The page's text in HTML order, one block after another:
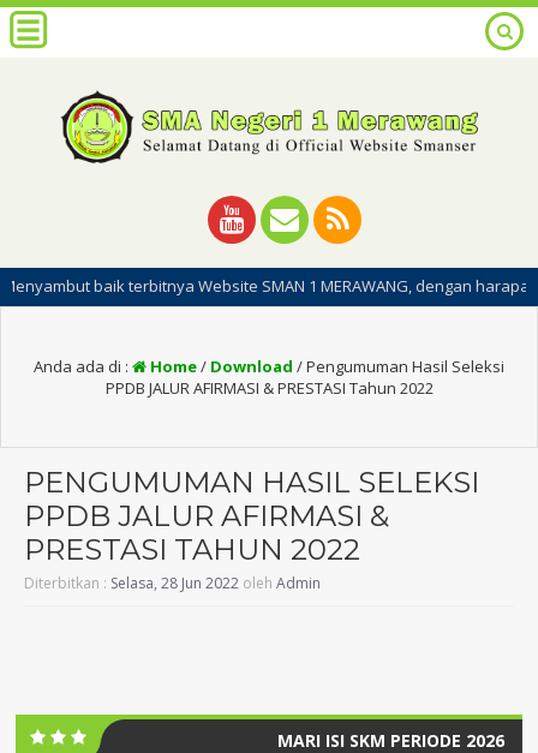
baik terbitnya Website SMAN 1 MERAWANG, dengan harapan
Anda ada di : Home/ Download /Pengumuman Hasil Seleksi
PPDB JALUR AFIRMASI & PRESTASI Tahun 2022
PENGUMUMAN HASIL SELEKSI
PPDB JALUR AFIRMASI &
PRESTASI TAHUN 2022
Diterbitkan : Selasa, 28 Jun 2022 oleh Admin
MARI ISI SKM PERIODE 2026